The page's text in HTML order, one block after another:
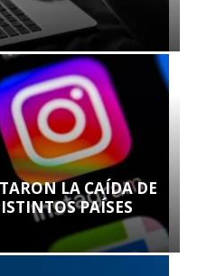
LA CAÍDA DE
PAÍSES